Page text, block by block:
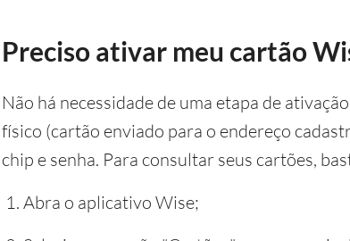
Preciso ativar meu cartão
Não há necessidade de uma etapa de
físico (cartão enviado para o endereço
chip e senha. Para consultar seus cartões,
Abra o aplicativo Wise;